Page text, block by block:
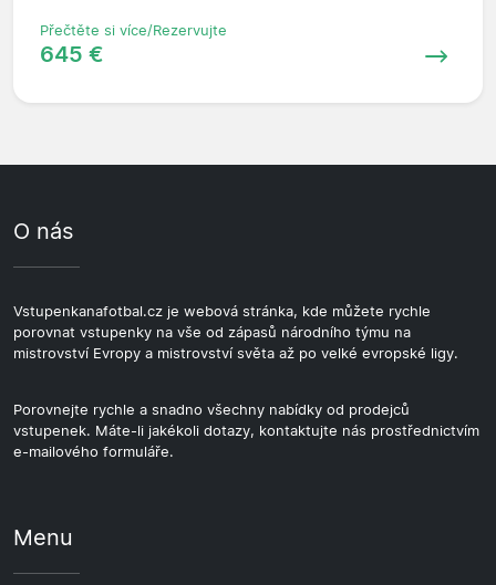
Přečtěte si více/Rezervujte
645 €
O nás
Vstupenkanafotbal.cz je webová stránka, kde můžete rychle
porovnat vstupenky na vše od zápasů národního týmu na
mistrovství Evropy a mistrovství světa až po velké evropské ligy.
Porovnejte rychle a snadno všechny nabídky od prodejců
vstupenek. Máte-li jakékoli dotazy, kontaktujte nás prostřednictvím
e-mailového formuláře.
Menu